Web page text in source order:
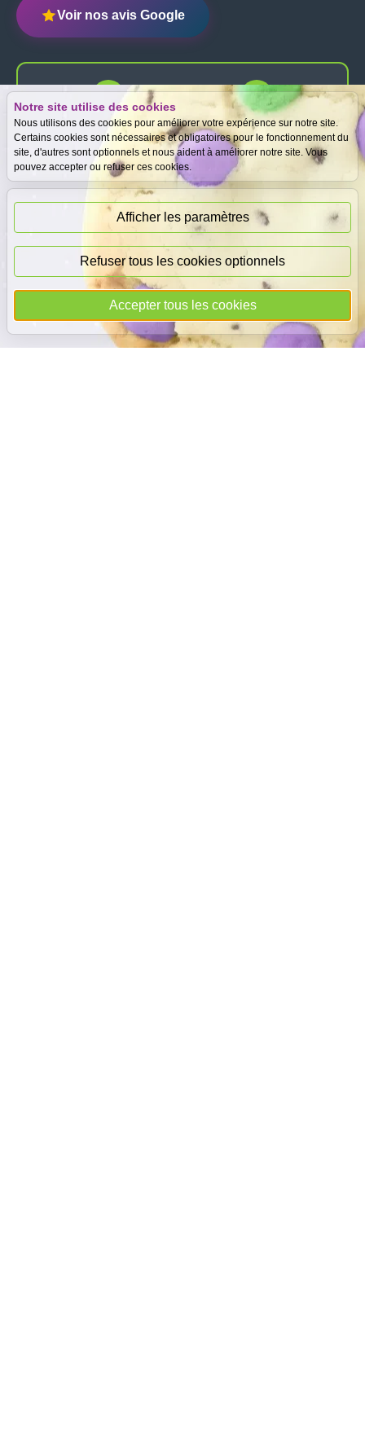
Notre site utilise des cookies
Nous utilisons des cookies pour améliorer votre expérience sur notre site.
Certains cookies sont nécessaires et obligatoires pour le fonctionnement du
site, d'autres sont optionnels et nous aident à améliorer notre site. Vous
pouvez accepter ou refuser ces cookies.
Afficher les paramètres
Refuser tous les cookies optionnels
Accepter tous les cookies
Voir nos avis Google
Expertise
gratuite
Meilleurs prix
garantis
Paiement
immédiat
© 2026DEALiCASH- Tous droits réservés